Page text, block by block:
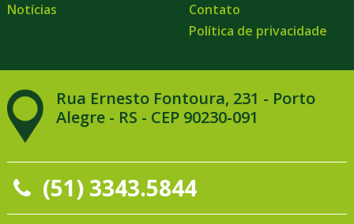
Notícias
Contato
Política de privacidade
Rua Ernesto Fontoura, 231 - Porto
Alegre - RS - CEP 90230-091
(51) 3343.5844